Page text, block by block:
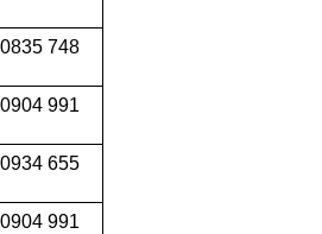
0835 748
0904 991
655
991